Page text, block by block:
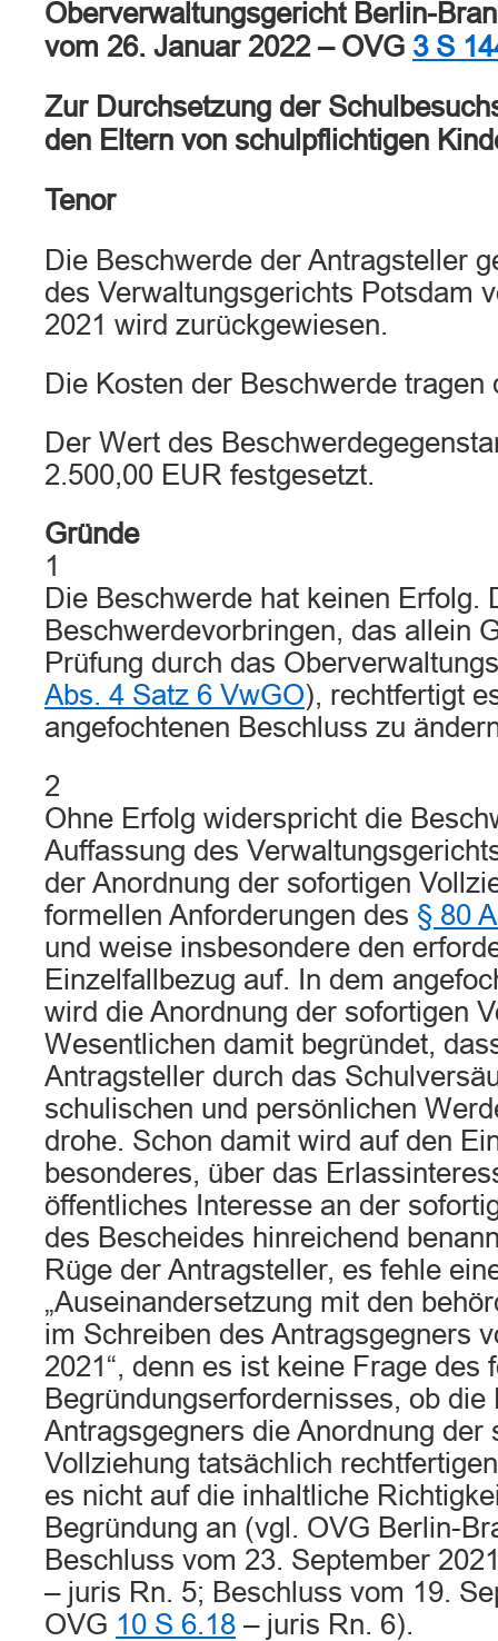
Oberverwaltungsgericht Berlin-
vom 26. Januar 2022 – OVG 3 S
Zur Durchsetzung der
den Eltern von schulpflichtigen
Tenor
Die Beschwerde der Antragsteller
des Verwaltungsgerichts Potsdam
2021 wird zurückgewiesen.
Die Kosten der Beschwerde tragen
Der Wert des
2.500,00 EUR festgesetzt.
Gründe
1
Die Beschwerde hat keinen Erfolg.
Beschwerdevorbringen, das allein
Prüfung durch das
Abs. 4 Satz 6 VwGO), rechtfertigt
angefochtenen Beschluss zu
2
Ohne Erfolg widerspricht die
Auffassung des
der Anordnung der sofortigen
formellen Anforderungen des § 80
und weise insbesondere den
Einzelfallbezug auf. In dem
wird die Anordnung der sofortigen
Wesentlichen damit begründet,
Antragsteller durch das
schulischen und persönlichen
drohe. Schon damit wird auf den
besonderes, über das
öffentliches Interesse an der
des Bescheides hinreichend
Rüge der Antragsteller, es fehle
„Auseinandersetzung mit den
im Schreiben des Antragsgegners
2021“, denn es ist keine Frage des
Begründungserfordernisses, ob die
Antragsgegners die Anordnung der
Vollziehung tatsächlich
es nicht auf die inhaltliche
Begründung an (vgl. OVG Berlin-
Beschluss vom 23. September
– juris Rn. 5; Beschluss vom 19.
OVG 10 S 6.18 – juris Rn. 6).